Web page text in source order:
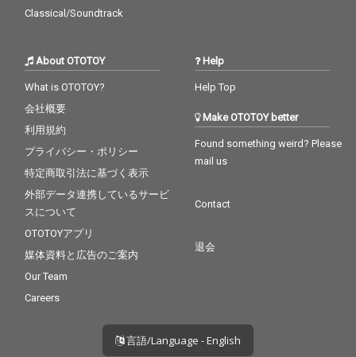
Classical/Soundtrack
About OTOTOY
What is OTOTOY?
会社概要
利用規約
プライバシー・ポリシー
特定商取引法に基づく表示
外部データ連携しているサービ
スについて
OTOTOYアプリ
媒体資料と広告のご案内
Our Team
Careers
Help
Help Top
Make OTOTOY better
Found something weird? Please
mail us
Contact
退会
言語/Language - English